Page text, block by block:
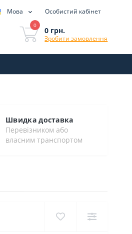
Мова Особистий кабінет
0
0 грн.
Зробити замовлення
Швидка доставка
Перевізником або
власним транспортом